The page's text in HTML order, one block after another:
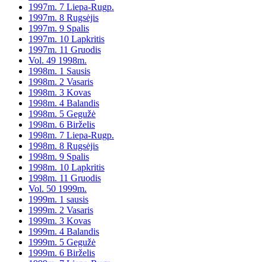
1997m. 7 Liepa-Rugp.
1997m. 8 Rugsėjis
1997m. 9 Spalis
1997m. 10 Lapkritis
1997m. 11 Gruodis
Vol. 49 1998m.
1998m. 1 Sausis
1998m. 2 Vasaris
1998m. 3 Kovas
1998m. 4 Balandis
1998m. 5 Gegužė
1998m. 6 Birželis
1998m. 7 Liepa-Rugp.
1998m. 8 Rugsėjis
1998m. 9 Spalis
1998m. 10 Lapkritis
1998m. 11 Gruodis
Vol. 50 1999m.
1999m. 1 sausis
1999m. 2 Vasaris
1999m. 3 Kovas
1999m. 4 Balandis
1999m. 5 Gegužė
1999m. 6 Birželis